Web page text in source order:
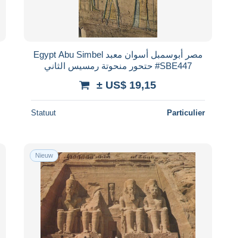
Egypt Abu Simbel مصر أبوسمبل أسوان معبد
حتحور منحوتة رمسيس الثاني #SBE447
± US$ 19,15
Statuut Particulier
Nieuw